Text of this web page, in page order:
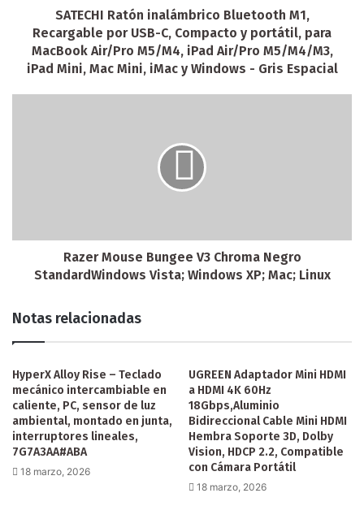
SATECHI Ratón inalámbrico Bluetooth M1,
Recargable por USB-C, Compacto y portátil, para
MacBook Air/Pro M5/M4, iPad Air/Pro M5/M4/M3,
iPad Mini, Mac Mini, iMac y Windows - Gris Espacial
Razer Mouse Bungee V3 Chroma Negro
StandardWindows Vista; Windows XP; Mac; Linux
Notas relacionadas
HyperX Alloy Rise – Teclado
mecánico intercambiable en
caliente, PC, sensor de luz
ambiental, montado en junta,
interruptores lineales,
7G7A3AA#ABA
18 marzo, 2026
UGREEN Adaptador Mini HDMI
a HDMI 4K 60Hz
18Gbps,Aluminio
Bidireccional Cable Mini HDMI
Hembra Soporte 3D, Dolby
Vision, HDCP 2.2, Compatible
con Cámara Portátil
18 marzo, 2026